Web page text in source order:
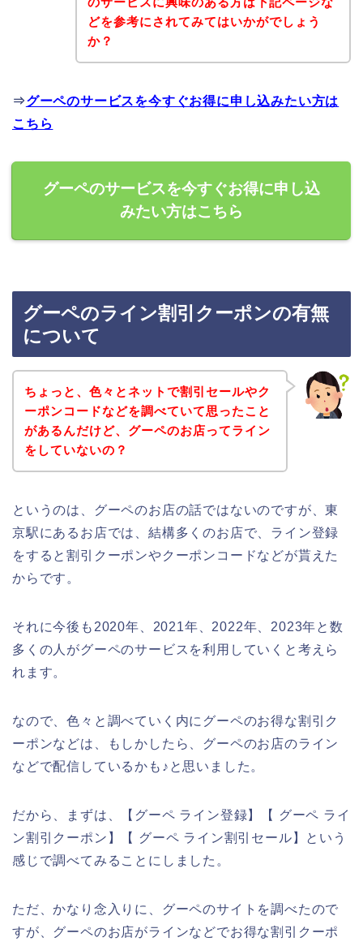
どを参考にされてみてはいかがでしょう
か？
⇒グーペのサービスを今すぐお得に申し込みたい方は
こちら
グーペのサービスを今すぐお得に申し込
みたい方はこちら
グーペのライン割引クーポンの有無
について
ちょっと、色々とネットで割引セールやク
ーポンコードなどを調べていて思ったこと
があるんだけど、グーペのお店ってライン
をしていないの？
というのは、グーペのお店の話ではないのですが、東
京駅にあるお店では、結構多くのお店で、ライン登録
をすると割引クーポンやクーポンコードなどが貰えた
からです。
それに今後も2020年、2021年、2022年、2023年と数
多くの人がグーペのサービスを利用していくと考えら
れます。
なので、色々と調べていく内にグーペのお得な割引ク
ーポンなどは、もしかしたら、グーペのお店のライン
などで配信しているかも♪と思いました。
だから、まずは、【グーペ ライン登録】【 グーペ ライ
ン割引クーポン】【 グーペ ライン割引セール】という
感じで調べてみることにしました。
ただ、かなり念入りに、グーペのサイトを調べたので
すが、グーペのお店がラインなどでお得な割引クーポ